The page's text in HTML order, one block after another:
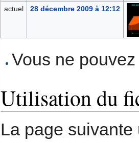
actuel
28 décembre 2009 à 12:12
Vous ne
Utilisation du
La page